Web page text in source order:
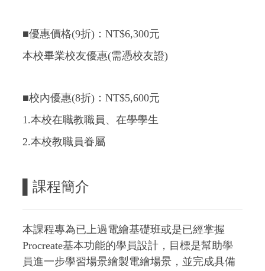
■優惠價格(9折)：NT$6,300元
本校畢業校友優惠(需憑校友證)
■校內優惠(8折)：NT$5,600元
1.本校在職教職員、在學學生
2.本校教職員眷屬
課程簡介
本課程專為已上過電繪基礎班或是已經掌握
Procreate基本功能的學員設計，目標是幫助學
員進一步學習場景繪製電繪場景，並完成具備